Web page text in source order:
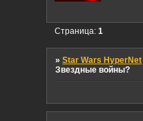
Страница:1
»Star Wars HyperNet
Звездные войны?